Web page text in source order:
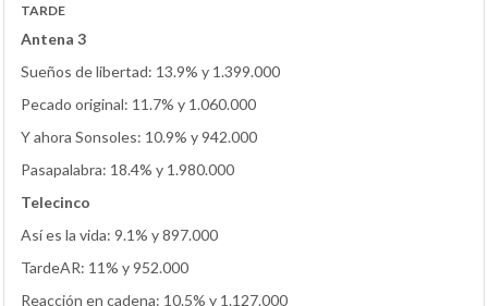
TARDE
Antena 3
Sueños de libertad: 13.9% y 1.399.000
Pecado original: 11.7% y 1.060.000
Y ahora Sonsoles: 10.9% y 942.000
Pasapalabra: 18.4% y 1.980.000
Telecinco
Así es la vida: 9.1% y 897.000
TardeAR: 11% y 952.000
Reacción en cadena: 10.5% y 1.127.000